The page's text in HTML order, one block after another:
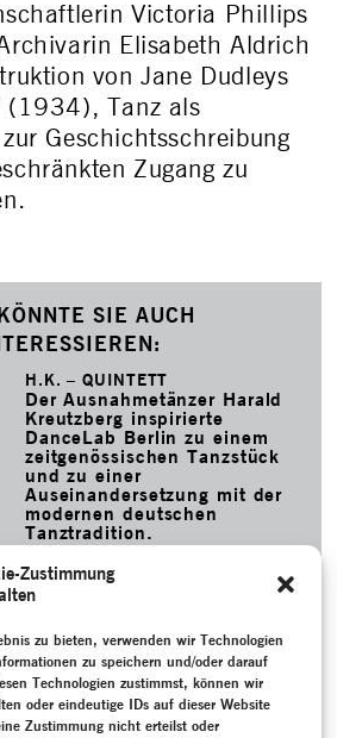
Zustimmung
zu bieten, verwenden wir Technologien
zu speichern und/oder darauf
Technologien zustimmst, können wir
oder eindeutige IDs auf dieser Website
Zustimmung nicht erteilst oder
Victoria Phillips
Elisabeth Aldrich
von Jane Dudleys
(1934), Tanz als
Geschichtsschreibung
Zugang zu
SIE AUCH
H.K. – QUINTETT
Der Ausnahmetänzer Harald
Kreutzberg inspirierte
DanceLab Berlin zu einem
zeitgenössischen Tanzstück
und zu einer
Auseinandersetzung mit der
modernen deutschen
Tanztradition.
LE SACRE DU PRINTEMPS VON
MARY WIGMAN
Wigmans „Sacre“ aus dem
Jahr 1957 unter der Leitung
von Henrietta Horn
begeisterte die Kritiker.
MEHR